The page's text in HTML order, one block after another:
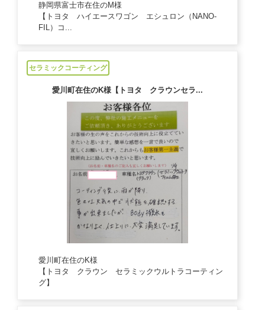
静岡県富士市在住のM様
【トヨタ ハイエースワゴン エシュロン（NANO-
FIL）コ...
セラミックコーティング
愛川町在住のK様【トヨタ クラウンセラ...
愛川町在住のK様
【トヨタ クラウン セラミックウルトラコーティン
グ】